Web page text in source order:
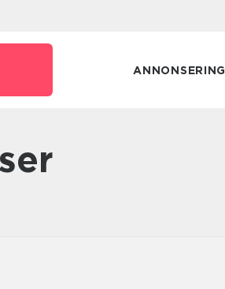
ANNONSERING